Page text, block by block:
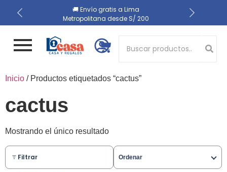
🚚 Envío gratis a Lima
Metropolitana desde S/ 200
🔒 Compra 100% segura
📍 Recojo en almacén el
mismo día
Button 1
Button 2
Inicio / Productos etiquetados “cactus”
cactus
Mostrando el único resultado
Filtrar Ordenar